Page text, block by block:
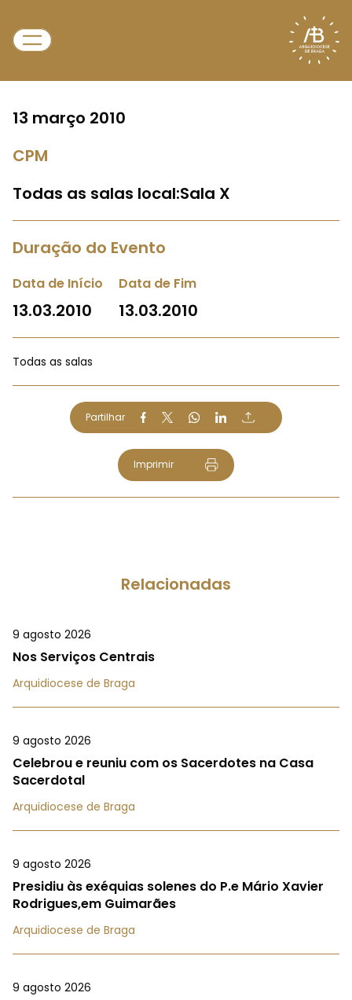
13 março 2010
CPM
Todas as salas local:Sala X
Duração do Evento
Data de Início
13.03.2010
Data de Fim
13.03.2010
Todas as salas
Partilhar
Imprimir
Relacionadas
9 agosto 2026
Nos Serviços Centrais
Arquidiocese de Braga
9 agosto 2026
Celebrou e reuniu com os Sacerdotes na Casa
Sacerdotal
Arquidiocese de Braga
9 agosto 2026
Presidiu às exéquias solenes do P.e Mário Xavier
Rodrigues,em Guimarães
Arquidiocese de Braga
9 agosto 2026